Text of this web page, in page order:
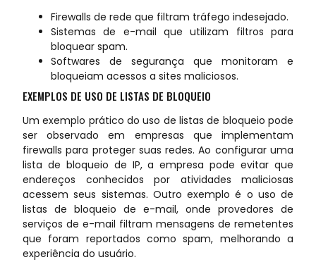
Firewalls de rede que filtram tráfego indesejado.
Sistemas de e-mail que utilizam filtros para
bloquear spam.
Softwares de segurança que monitoram e
bloqueiam acessos a sites maliciosos.
EXEMPLOS DE USO DE LISTAS DE BLOQUEIO
Um exemplo prático do uso de listas de bloqueio pode
ser observado em empresas que implementam
firewalls para proteger suas redes. Ao configurar uma
lista de bloqueio de IP, a empresa pode evitar que
endereços conhecidos por atividades maliciosas
acessem seus sistemas. Outro exemplo é o uso de
listas de bloqueio de e-mail, onde provedores de
serviços de e-mail filtram mensagens de remetentes
que foram reportados como spam, melhorando a
experiência do usuário.